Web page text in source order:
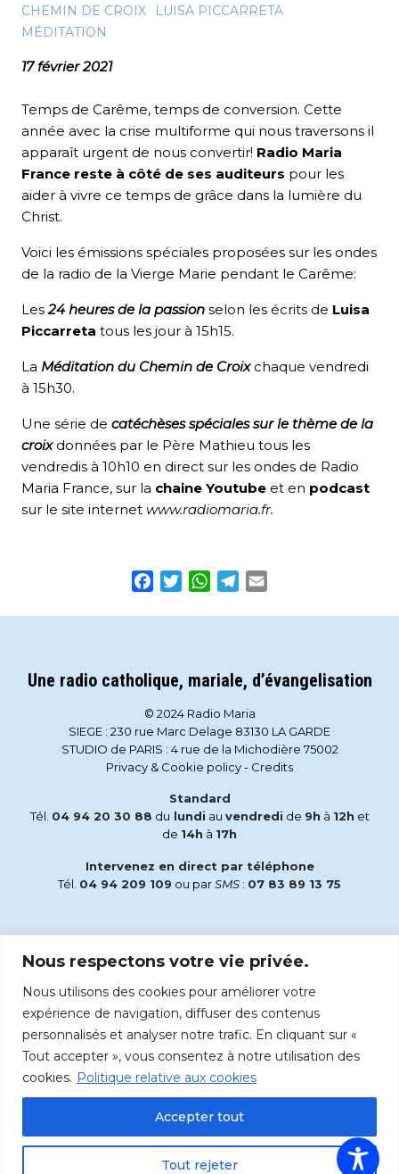
Nous respectons votre vie privée.
Nous utilisons des cookies pour améliorer votre
expérience de navigation, diffuser des contenus
personnalisés et analyser notre trafic. En cliquant sur «
Tout accepter », vous consentez à notre utilisation des
cookies. Politique relative aux cookies
Tout rejeter
Accepter tout
CHEMIN DE CROIX
LUISA PICCARRETA
MÉDITATION
17 février 2021
Temps de Carême, temps de conversion. Cette
année avec la crise multiforme qui nous traversons il
apparaît urgent de nous convertir! Radio Maria
France reste à côté de ses auditeurs pour les
aider à vivre ce temps de grâce dans la lumière du
Christ.
Voici les émissions spéciales proposées sur les ondes
de la radio de la Vierge Marie pendant le Carême:
Les 24 heures de la passion selon les écrits de Luisa
Piccarreta tous les jour à 15h15.
La Méditation du Chemin de Croix chaque vendredi
à 15h30.
Une série de catéchèses spécialessur le thème de la
croix données par le Père Mathieu tous les
vendredis à 10h10 en direct sur les ondes de Radio
Maria France, sur la chaine Youtube et en podcast
sur le site internet www.radiomaria.fr.
Facebook
TwitterWhatsApp
Telegram
Une radio catholique, mariale, d’évangelisation
© 2024 Radio Maria
SIEGE : 230 rue Marc Delage 83130 LA GARDE
STUDIO de PARIS : 4 rue de la Michodière 75002
Privacy & Cookie policy- Credits
Standard
Tél. 04 94 20 30 88 du lundi au vendredi de 9h à 12h et
de 14h à 17h
Intervenez en direct par téléphone
Tél. 04 94 209 109 ou parSMS : 07 83 89 13 75
accueil@radiomaria.fr
Écoutez Radio Maria sur :